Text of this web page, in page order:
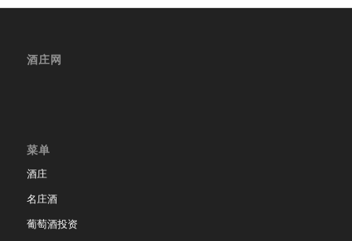
酒庄网
菜单
酒庄
名庄酒
葡萄酒投资